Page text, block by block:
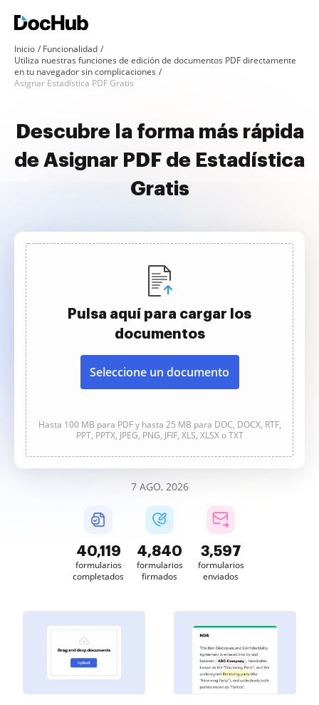
Inicio
Funcionalidad
Utiliza nuestras funciones de edición de documentos PDF directamente
en tu navegador sin complicaciones
Asignar Estadística PDF Gratis
Descubre la forma más rápida
de Asignar PDF de Estadística
Gratis
Pulsa aquí para cargar los
documentos
Seleccione un documento
Hasta 100 MB para PDF y hasta 25 MB para DOC, DOCX, RTF,
PPT, PPTX, JPEG, PNG, JFIF, XLS, XLSX o TXT
7 AGO, 2026
40,120
formularios
completados
4,841
formularios
firmados
3,597
formularios
enviados